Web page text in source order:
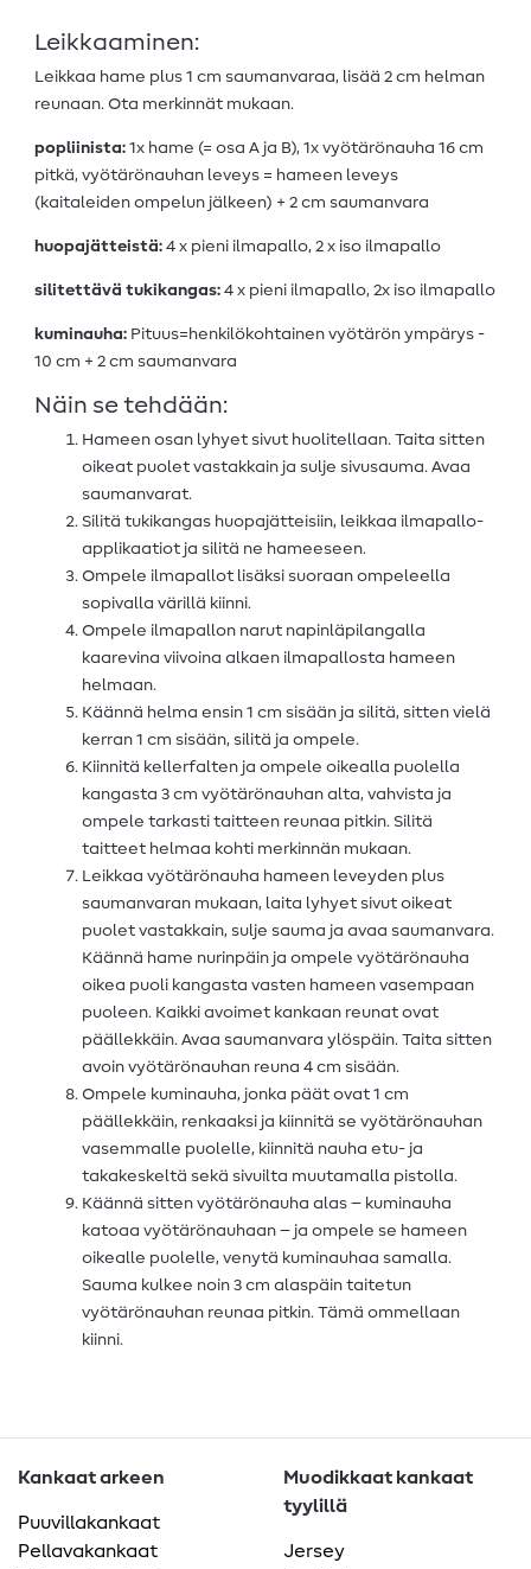
Leikkaaminen:
Leikkaa hame plus 1 cm saumanvaraa, lisää 2 cm helman
reunaan. Ota merkinnät mukaan.
popliinista: 1x hame (= osa A ja B), 1x vyötärönauha 16 cm
pitkä, vyötärönauhan leveys = hameen leveys
(kaitaleiden ompelun jälkeen) + 2 cm saumanvara
huopajätteistä: 4 x pieni ilmapallo, 2 x iso ilmapallo
silitettävä tukikangas: 4 x pieni ilmapallo, 2x iso ilmapallo
kuminauha: Pituus=henkilökohtainen vyötärön ympärys -
10 cm + 2 cm saumanvara
Näin se tehdään:
Hameen osan lyhyet sivut huolitellaan. Taita sitten
oikeat puolet vastakkain ja sulje sivusauma. Avaa
saumanvarat.
Silitä tukikangas huopajätteisiin, leikkaa ilmapallo-
applikaatiot ja silitä ne hameeseen.
Ompele ilmapallot lisäksi suoraan ompeleella
sopivalla värillä kiinni.
Ompele ilmapallon narut napinläpilangalla
kaarevina viivoina alkaen ilmapallosta hameen
helmaan.
Käännä helma ensin 1 cm sisään ja silitä, sitten vielä
kerran 1 cm sisään, silitä ja ompele.
Kiinnitä kellerfalten ja ompele oikealla puolella
kangasta 3 cm vyötärönauhan alta, vahvista ja
ompele tarkasti taitteen reunaa pitkin. Silitä
taitteet helmaa kohti merkinnän mukaan.
Leikkaa vyötärönauha hameen leveyden plus
saumanvaran mukaan, laita lyhyet sivut oikeat
puolet vastakkain, sulje sauma ja avaa saumanvara.
Käännä hame nurinpäin ja ompele vyötärönauha
oikea puoli kangasta vasten hameen vasempaan
puoleen. Kaikki avoimet kankaan reunat ovat
päällekkäin. Avaa saumanvara ylöspäin. Taita sitten
avoin vyötärönauhan reuna 4 cm sisään.
Ompele kuminauha, jonka päät ovat 1 cm
päällekkäin, renkaaksi ja kiinnitä se vyötärönauhan
vasemmalle puolelle, kiinnitä nauha etu- ja
takakeskeltä sekä sivuilta muutamalla pistolla.
Käännä sitten vyötärönauha alas – kuminauha
katoaa vyötärönauhaan – ja ompele se hameen
oikealle puolelle, venytä kuminauhaa samalla.
Sauma kulkee noin 3 cm alaspäin taitetun
vyötärönauhan reunaa pitkin. Tämä ommellaan
kiinni.
Kankaat arkeen
Puuvillakankaat
Pellavakankaat
Muodikkaat kankaat
tyylillä
Jersey